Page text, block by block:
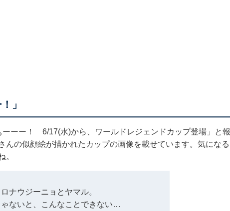
」
ーー！ 6/17(水)から、ワールドレジェンドカップ登場」と報
んの似顔絵が描かれたカップの画像を載せています。気になる
。
ロナウジーニョとヤマル。
ないと、こんなことできない…